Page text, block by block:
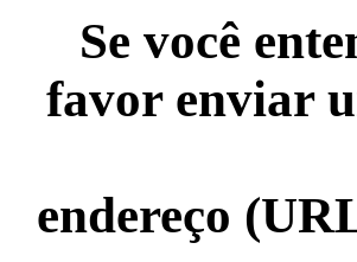
Se você
favor enviar
endereço